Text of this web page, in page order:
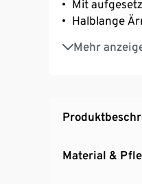
Mit
Halblange
Mehr
Kuschelig
Mit
Material &